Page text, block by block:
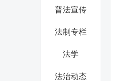
普法宣传
法制专栏
法学
法治动态